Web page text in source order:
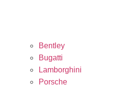
Bentley
Bugatti
Lamborghini
Porsche